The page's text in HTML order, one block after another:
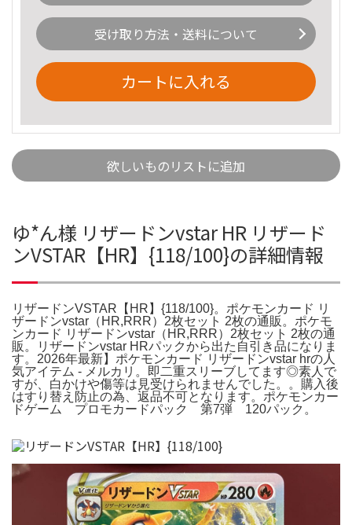
受け取り方法・送料について
カートに入れる
欲しいものリストに追加
ゆ*ん様 リザードンvstar HR リザード
ンVSTAR【HR】{118/100}の詳細情報
リザードンVSTAR【HR】{118/100}。ポケモンカード リ
ザードンvstar（HR,RRR）2枚セット 2枚の通販。ポケモ
ンカード リザードンvstar（HR,RRR）2枚セット 2枚の通
販。リザードンvstar HRパックから出た自引き品になりま
す。2026年最新】ポケモンカード リザードンvstar hrの人
気アイテム - メルカリ。即二重スリーブしてます◎素人で
すが、白かけや傷等は見受けられませんでした。。購入後
はすり替え防止の為、返品不可となります。ポケモンカー
ドゲーム プロモカードパック 第7弾 120パック。